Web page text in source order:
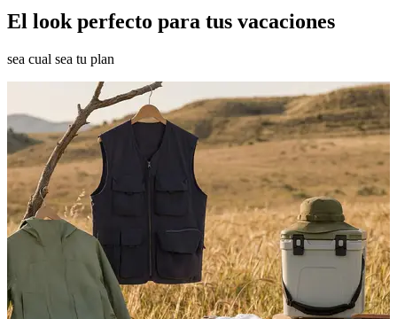
El look perfecto para tus vacaciones
sea cual sea tu plan